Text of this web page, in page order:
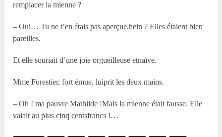
remplacer la mienne ?
– Oui… Tu ne t’en étais pas aperçue,hein ? Elles étaient bien
pareilles.
Et elle souriait d’une joie orgueilleuse etnaïve.
Mme Forestier, fort émue, luiprit les deux mains.
– Oh ! ma pauvre Mathilde !Mais la mienne était fausse. Elle
valait au plus cinq centsfrancs !…